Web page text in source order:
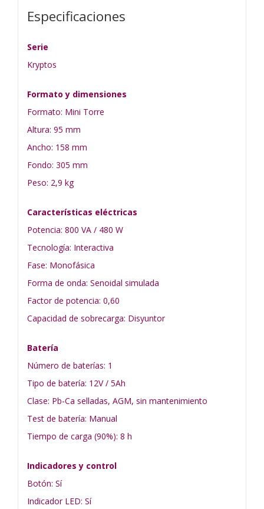
Especificaciones
Serie
Kryptos
Formato y dimensiones
Formato: Mini Torre
Altura: 95 mm
Ancho: 158 mm
Fondo: 305 mm
Peso: 2,9 kg
Características eléctricas
Potencia: 800 VA / 480 W
Tecnología: Interactiva
Fase: Monofásica
Forma de onda: Senoidal simulada
Factor de potencia: 0,60
Capacidad de sobrecarga: Disyuntor
Batería
Número de baterías: 1
Tipo de batería: 12V / 5Ah
Clase: Pb-Ca selladas, AGM, sin mantenimiento
Test de batería: Manual
Tiempo de carga (90%): 8 h
Indicadores y control
Botón: Sí
Indicador LED: Sí